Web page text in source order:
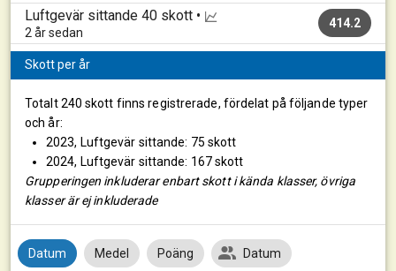
Luftgevär sittande 40 skott •
2 år sedan
414.2
Skott per år
Totalt 240 skott finns registrerade, fördelat på följande typer
och år:
2023, Luftgevär sittande: 75 skott
2024, Luftgevär sittande: 167 skott
Grupperingen inkluderar enbart skott i kända klasser, övriga
klasser är ej inkluderade
Datum Medel Poäng Datum